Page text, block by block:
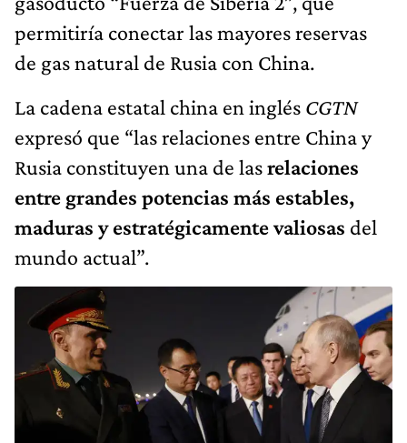
permitiría conectar las mayores reservas
de gas natural de Rusia con China.
La cadena estatal china en inglés CGTN
expresó que “las relaciones entre China y
Rusia constituyen una de lasrelaciones
entre grandes potencias más estables,
maduras y estratégicamente valiosas del
mundo actual”.